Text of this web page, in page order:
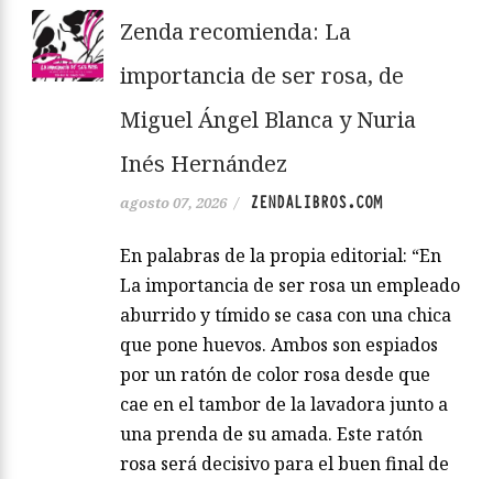
Zenda recomienda: La
importancia de ser rosa, de
Miguel Ángel Blanca y Nuria
Inés Hernández
agosto 07, 2026 / ZENDALIBROS.COM
En palabras de la propia editorial: “En
La importancia de ser rosa un empleado
aburrido y tímido se casa con una chica
que pone huevos. Ambos son espiados
por un ratón de color rosa desde que
cae en el tambor de la lavadora junto a
una prenda de su amada. Este ratón
rosa será decisivo para el buen final de